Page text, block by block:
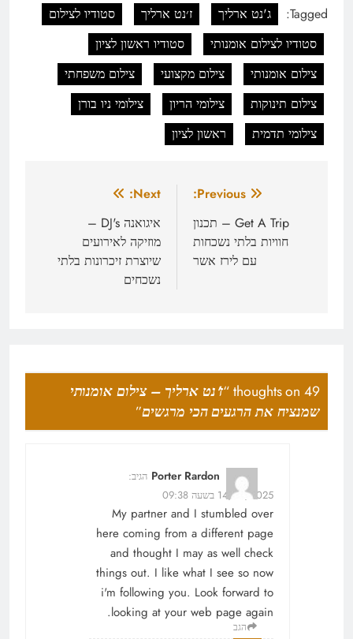
Tagged: ג'נט ארליך ז׳נט ארליך
סטודיו לצילום
סטודיו לצילום אומנותי
סטודיו ראשון לציון
צילום אומנותי
צילום מקצועי
צילום משפחתי
צילום תינוקות
צילומי הריון
צילומי ניו בורן
צילומי תדמית
ראשון לציון
Previous:
Get A Trip – תכנון
חוויות בלתי נשכחות
עם לירז אשר
Next:
איגואנה DJ's –
מוזיקה לאירועים
שיוצרת זיכרונות בלתי
נשכחים
49 thoughts on “
ז'נט ארליך – צילום אומנותי
שמנציח את הרגעים הכי מרגשים”
Porter Rardon הגיב:
14/01/2025 בשעה 09:38
My partner and I stumbled over
here coming from a different page
and thought I may as well check
things out. I like what I see so now
i'm following you. Look forward to
looking at your web page again.
הגב